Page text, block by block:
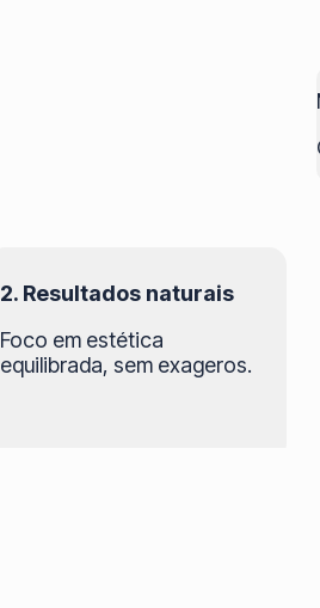
2. Resultados naturais
Foco em estética
equilibrada, sem exageros.